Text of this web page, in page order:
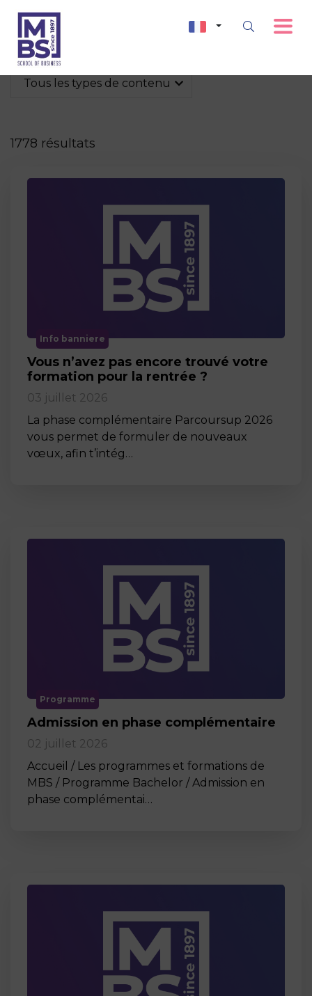
Tous les types de contenu
1778 résultats
Info banniere
Vous n’avez pas encore trouvé votre
formation pour la rentrée ?
03 juillet 2026
La phase complémentaire Parcoursup 2026
vous permet de formuler de nouveaux
vœux, afin t’intég…
Programme
Admission en phase complémentaire
02 juillet 2026
Accueil / Les programmes et formations de
MBS / Programme Bachelor / Admission en
phase complémentai…